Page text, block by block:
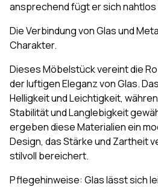
ansprechend fügt er sich nahtlos
Die Verbindung von Glas und
Charakter.
Dieses Möbelstück vereint die
der luftigen Eleganz von Glas.
Helligkeit und Leichtigkeit,
Stabilität und Langlebigkeit
ergeben diese Materialien ein
Design, das Stärke und Zartheit
stilvoll bereichert.
Pflegehinweise: Glas lässt sich